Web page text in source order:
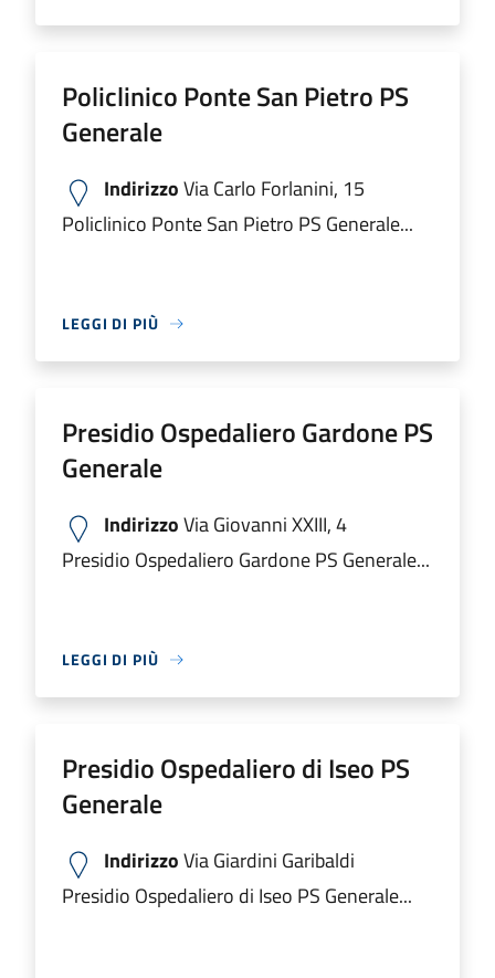
Policlinico Ponte San Pietro PS
Generale
IndirizzoVia Carlo Forlanini, 15
Policlinico Ponte San Pietro PS Generale...
LEGGI DI PIÙ
Presidio Ospedaliero Gardone PS
Generale
IndirizzoVia Giovanni XXIII, 4
Presidio Ospedaliero Gardone PS Generale...
LEGGI DI PIÙ
Presidio Ospedaliero di Iseo PS
Generale
IndirizzoVia Giardini Garibaldi
Presidio Ospedaliero di Iseo PS Generale...